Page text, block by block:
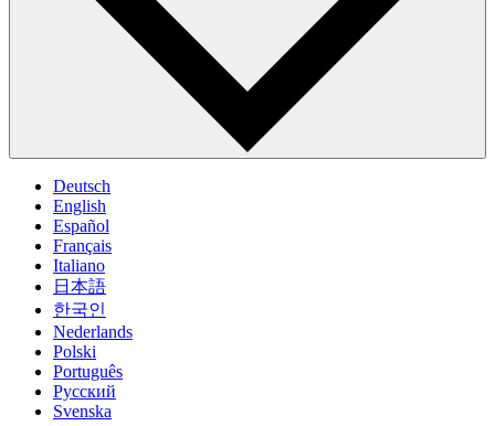
Deutsch
English
Español
Français
Italiano
日本語
한국인
Nederlands
Polski
Português
Pусский
Svenska